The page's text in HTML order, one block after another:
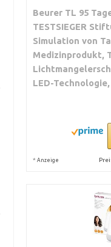
Beurer TL 95
TESTSIEGER
Simulation von
Medizinprodukt,
LED-
* Anzeige